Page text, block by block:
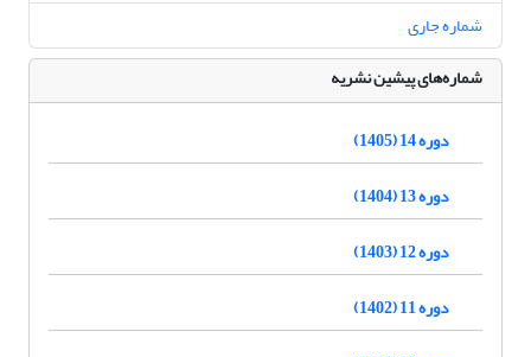
شماره جاری
شماره‌های پیشین نشریه
دوره 14 (1405)
دوره 13 (1404)
دوره 12 (1403)
دوره 11 (1402)